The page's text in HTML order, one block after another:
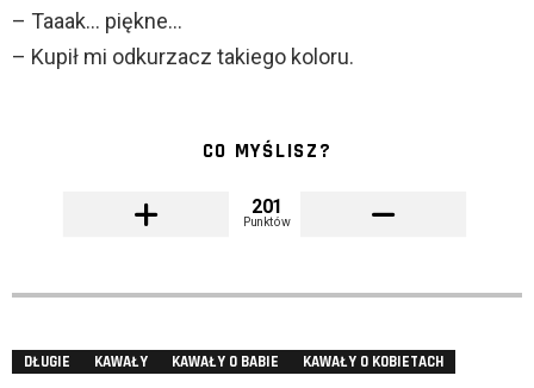
– Taaak… piękne…
– Kupił mi odkurzacz takiego koloru.
CO MYŚLISZ?
201
Punktów
DŁUGIE KAWAŁY KAWAŁY O BABIE KAWAŁY O KOBIETACH